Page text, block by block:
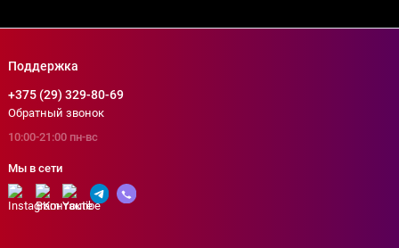
Поддержка
+375 (29) 329-80-69
Обратный звонок
10:00-21:00 пн-вс
Мы в сети